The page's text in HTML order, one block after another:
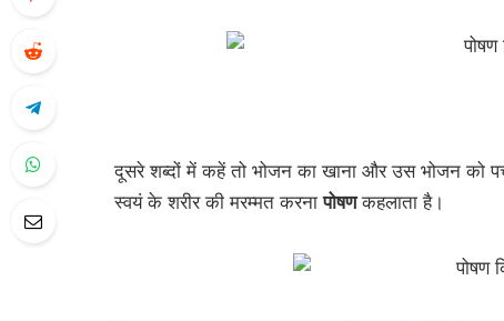
दूसरे शब्दों में कहें तो भोजन का खाना और उस भोजन को
स्वयं के शरीर की मरम्मत करनापोषणकहलाता है।